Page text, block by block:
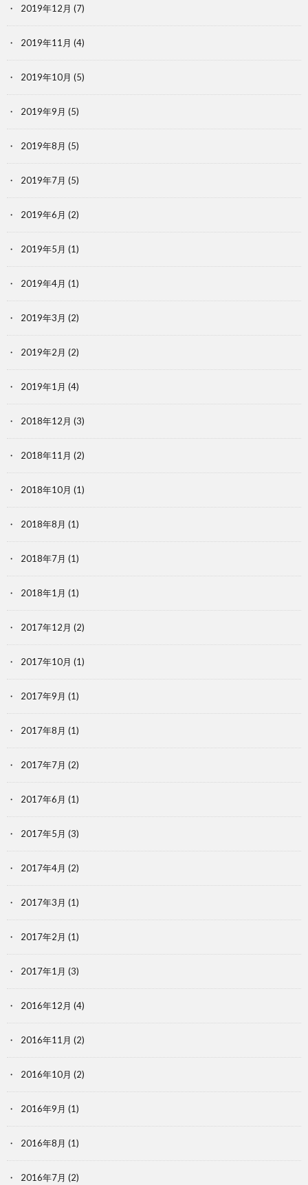
2019年12月 (7)
2019年11月 (4)
2019年10月 (5)
2019年9月 (5)
2019年8月 (5)
2019年7月 (5)
2019年6月 (2)
2019年5月 (1)
2019年4月 (1)
2019年3月 (2)
2019年2月 (2)
2019年1月 (4)
2018年12月 (3)
2018年11月 (2)
2018年10月 (1)
2018年8月 (1)
2018年7月 (1)
2018年1月 (1)
2017年12月 (2)
2017年10月 (1)
2017年9月 (1)
2017年8月 (1)
2017年7月 (2)
2017年6月 (1)
2017年5月 (3)
2017年4月 (2)
2017年3月 (1)
2017年2月 (1)
2017年1月 (3)
2016年12月 (4)
2016年11月 (2)
2016年10月 (2)
2016年9月 (1)
2016年8月 (1)
2016年7月 (2)